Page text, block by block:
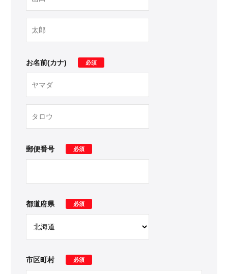
お名前(カナ) 必須
郵便番号 必須
都道府県 必須
市区町村 必須